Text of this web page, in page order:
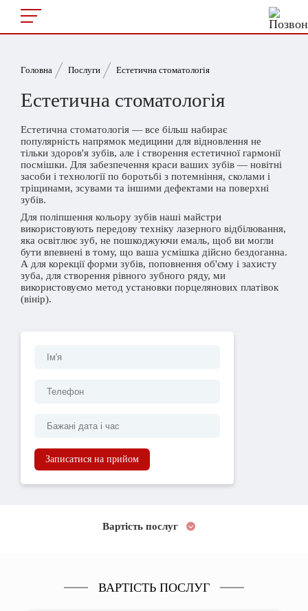
Головна Послуги Естетична стоматологія
Естетична стоматологія
Естетична стоматологія — все більш набирає
популярність напрямок медицини для відновлення не
тільки здоров'я зубів, але і створення естетичної гармонії
посмішки. Для забезпечення краси ваших зубів — новітні
засоби і технології по боротьбі з потемніння, сколами і
тріщинами, зсувами та іншими дефектами на поверхні
зубів.
Для поліпшення кольору зубів наші майстри
використовують передову техніку лазерного відбілювання,
яка освітлює зуб, не пошкоджуючи емаль, щоб ви могли
бути впевнені в тому, що ваша усмішка дійсно бездоганна.
А для корекції форми зубів, поповнення об'єму і захисту
зуба, для створення рівного зубного ряду, ми
використовуємо метод установки порцелянових платівок
(вінір).
Записатися на прийом
Вартість послуг
ВАРТІСТЬ ПОСЛУГ